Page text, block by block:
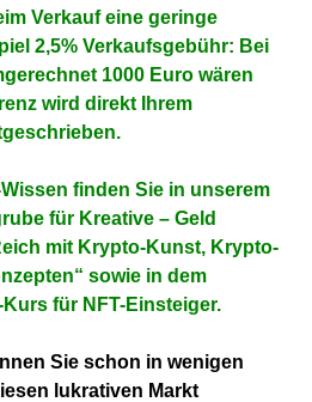
Verkauf eine geringe
2,5% Verkaufsgebühr: Bei
1000 Euro wären
wird direkt Ihrem
finden Sie in unserem
für Kreative – Geld
mit Krypto-Kunst, Krypto-
sowie in dem
für NFT-Einsteiger.
Sie schon in wenigen
lukrativen Markt